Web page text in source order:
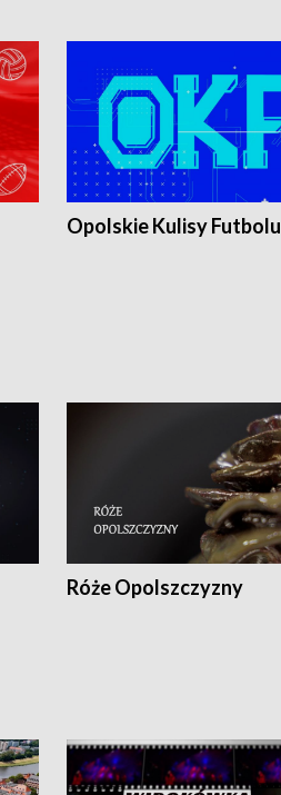
Opolskie Kulisy Futbolu
Róże Opolszczyzny